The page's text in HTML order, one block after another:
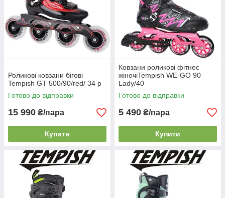
Роликові ковзани бігові
Tempish GT 500/90/red/ 34 р
Готово до відправки
15 990 ₴/пара
Купити
Ковзани роликові фітнес
жіночіTempish WE-GO 90
Lady/40
Готово до відправки
5 490 ₴/пара
Купити